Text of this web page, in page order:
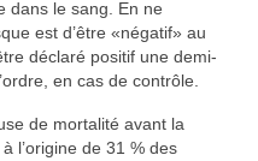
dans le sang. En ne
est d’être «négatif» au
déclaré positif une demi-
en cas de contrôle.
de mortalité avant la
l’origine de 31 % des